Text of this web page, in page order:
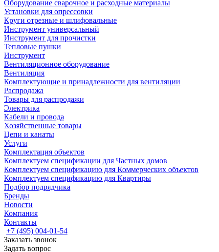
Оборудование сварочное и расходные материалы
Установки для опрессовки
Круги отрезные и шлифовальные
Инструмент универсальный
Инструмент для прочистки
Тепловые пушки
Инструмент
Вентиляционное оборудование
Вентиляция
Комплектующие и принадлежности для вентиляции
Распродажа
Товары для распродажи
Электрика
Кабели и провода
Хозяйственные товары
Цепи и канаты
Услуги
Комплектация объектов
Комплектуем спецификации для Частных домов
Комплектуем спецификацию для Коммерческих объектов
Комплектуем спецификацию для Квартиры
Подбор подрядчика
Бренды
Новости
Компания
Контакты
+7 (495) 004-01-54
Заказать звонок
Задать вопрос